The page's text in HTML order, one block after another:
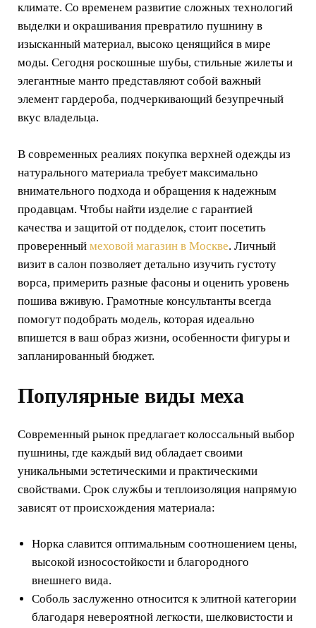
климате. Со временем развитие сложных технологий
выделки и окрашивания превратило пушнину в
изысканный материал, высоко ценящийся в мире
моды. Сегодня роскошные шубы, стильные жилеты и
элегантные манто представляют собой важный
элемент гардероба, подчеркивающий безупречный
вкус владельца.
В современных реалиях покупка верхней одежды из
натурального материала требует максимально
внимательного подхода и обращения к надежным
продавцам. Чтобы найти изделие с гарантией
качества и защитой от подделок, стоит посетить
проверенный меховой магазин в Москве. Личный
визит в салон позволяет детально изучить густоту
ворса, примерить разные фасоны и оценить уровень
пошива вживую. Грамотные консультанты всегда
помогут подобрать модель, которая идеально
впишется в ваш образ жизни, особенности фигуры и
запланированный бюджет.
Популярные виды меха
Современный рынок предлагает колоссальный выбор
пушнины, где каждый вид обладает своими
уникальными эстетическими и практическими
свойствами. Срок службы и теплоизоляция напрямую
зависят от происхождения материала:
Норка славится оптимальным соотношением цены,
высокой износостойкости и благородного
внешнего вида.
Соболь заслуженно относится к элитной категории
благодаря невероятной легкости, шелковистости и